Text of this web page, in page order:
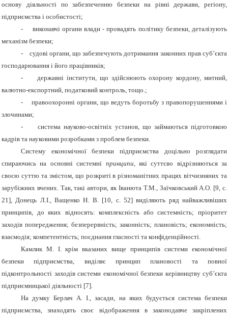
основу діяльності по забезпеченню безпеки на рівні держави, регіону,
підприємства і особистості;
-
виконавчі органи влади - провадять політику безпеки, деталізують
механізм безпеки;
-
судові органи, що забезпечують дотримання законних прав суб’єкта
господарювання і його працівників;
-
державні інститути, що здійснюють охорону кордону, митний,
валютно-експортний, податковий контроль, тощо.;
-
правоохоронні органи, що ведуть боротьбу з правопорушеннями і
злочинами;
-
система науково-освітніх установ, що займаються підготовкою
кадрів та науковими розробками з проблем безпеки.
Систему економічної безпеки підприємства доцільно розглядати
спираючись на основні системні принципи, які суттєво відрізняються за
своєю суттю та змістом, що розкриті в різноманітних працях вітчизняних та
зарубіжних вчених. Так, такі автори, як Іванюта Т.М., Заїчковський А.О. [9, с.
21], Донець Л.І., Ващенко Н. В. [10, с. 52] виділяють ряд найважливіших
принципів, до яких відносять: комплексність або системність; пріоритет
заходів попередження; безперервність; законність; плановість; економність;
взаємодія; компетентність; поєднання гласності та конфіденційності.
Камлик М. І. крім вказаних вище принципів системи економічної
безпеки підприємства, виділяє принцип плановості та повної
підконтрольності заходів системи економічної безпеки керівництву суб’єкта
підприємницької діяльності [7].
На думку Берлач А. І., засади, на яких будується система безпеки
підприємства, знаходять своє відображення в законодавче закріплених